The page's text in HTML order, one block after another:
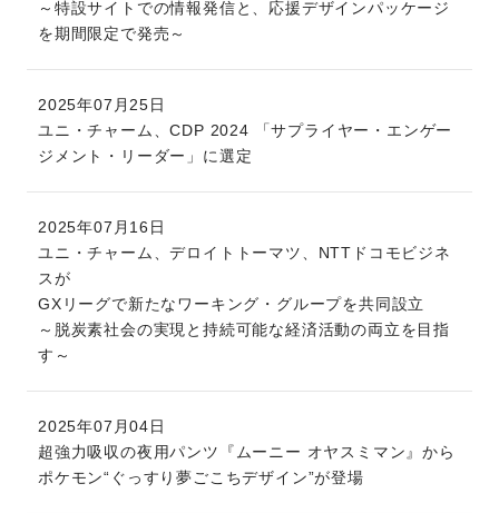
～特設サイトでの情報発信と、応援デザインパッケージ
を期間限定で発売～
2025年07月25日
ユニ・チャーム、CDP 2024 「サプライヤー・エンゲー
ジメント・リーダー」に選定
2025年07月16日
ユニ・チャーム、デロイトトーマツ、NTTドコモビジネ
スが
GXリーグで新たなワーキング・グループを共同設立
～脱炭素社会の実現と持続可能な経済活動の両立を目指
す～
2025年07月04日
超強力吸収の夜用パンツ『ムーニー オヤスミマン』から
ポケモン“ぐっすり夢ごこちデザイン”が登場